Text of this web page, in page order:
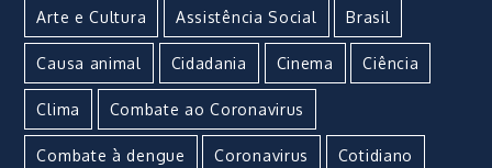
Arte e Cultura Assistência Social Brasil
Causa animal Cidadania Cinema Ciência
Clima Combate ao Coronavirus
Combate à dengue Coronavirus Cotidiano